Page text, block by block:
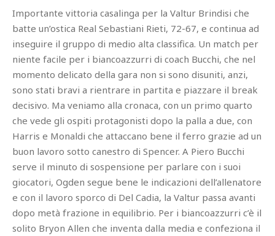
Importante vittoria casalinga per la Valtur Brindisi che
batte un’ostica Real Sebastiani Rieti, 72-67, e continua ad
inseguire il gruppo di medio alta classifica. Un match per
niente facile per i biancoazzurri di coach Bucchi, che nel
momento delicato della gara non si sono disuniti, anzi,
sono stati bravi a rientrare in partita e piazzare il break
decisivo. Ma veniamo alla cronaca, con un primo quarto
che vede gli ospiti protagonisti dopo la palla a due, con
Harris e Monaldi che attaccano bene il ferro grazie ad un
buon lavoro sotto canestro di Spencer. A Piero Bucchi
serve il minuto di sospensione per parlare con i suoi
giocatori, Ogden segue bene le indicazioni dell’allenatore
e con il lavoro sporco di Del Cadia, la Valtur passa avanti
dopo metà frazione in equilibrio. Per i biancoazzurri c’è il
solito Bryon Allen che inventa dalla media e confeziona il